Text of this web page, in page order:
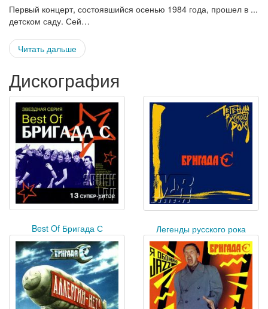
Первый концерт, состоявшийся осенью 1984 года, прошел в ...
детском саду. Сей…
Читать дальше
Дискография
Best Of Бригада С Легенды русского рока